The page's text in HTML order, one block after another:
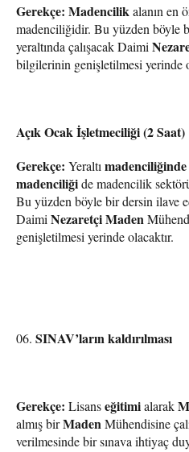
Gerekçe: Madencilikalanın en
madenciliğidir. Bu yüzden böyle
yeraltında çalışacak Daimi
bilgilerinin genişletilmesi yerinde
Açık Ocak İşletmeciliği (2 Saat)
Gerekçe: Yeraltı madenciliğinde
madenciliğide madencilik
Bu yüzden böyle bir dersin ilave
Daimi NezaretçiMaden
genişletilmesi yerinde olacaktır.
SINAV’ların kaldırılması
Gerekçe: Lisanseğitimialarak
almış birMadenMühendisine
verilmesinde bir sınava ihtiyaç